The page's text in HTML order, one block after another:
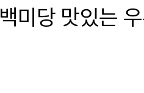
백미당 맛있는